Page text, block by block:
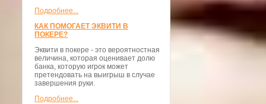
Подробнее...
КАК ПОМОГАЕТ ЭКВИТИ В
ПОКЕРЕ?
Эквити в покере - это вероятностная
величина, которая оценивает долю
банка, которую игрок может
претендовать на выигрыш в случае
завершения руки.
Подробнее...